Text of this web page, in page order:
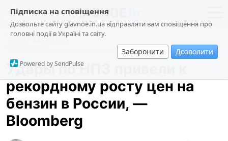
Підписка на сповіщення
Дозвольте сайту glavnoe.in.ua відправляти вам сповіщення про
головні події в Україні та світу.
Заборонити Дозволити
Powered by SendPulse
новости
о проекте
общество
происшествия
криминал
Экономика
Удары по НПЗ привели к
рекордному росту цен на
бензин в России, —
Bloomberg